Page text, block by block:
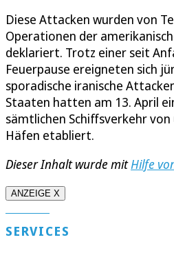
Diese Attacken wurden von
Operationen der
deklariert. Trotz einer seit
Feuerpause ereigneten sich
sporadische iranische
Staaten hatten am 13. April
sämtlichen Schiffsverkehr von
Häfen etabliert.
Dieser Inhalt wurde mitHilfe
ANZEIGE X
SERVICES